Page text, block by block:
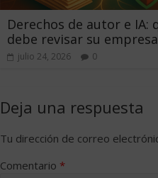
Derechos de autor e IA:
debe revisar su empresa
julio 24, 2026 0
Deja una respuesta
Tu dirección de correo
Comentario *